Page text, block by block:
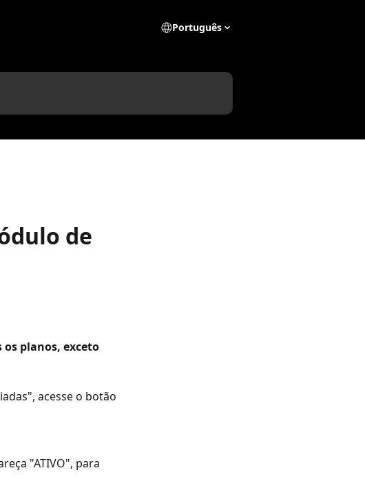
Português
de
planos, exceto
acesse o botão
"ATIVO", para